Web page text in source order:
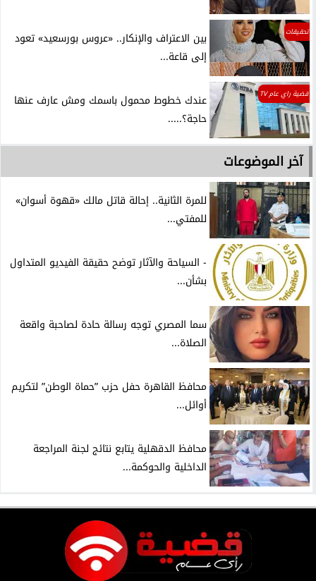
تحقيقات
بين الاعتراف والإنكار.. «عروس بورسعيد» تعود
إلى قاعة...
قضية راي عام TV
عندك خطوط محمول باسمك ومش عارف عنها
حاجة؟.....
آخر الموضوعات
للمرة الثانية.. إحالة قاتل مالك «قهوة أسوان»
للمفتي...
- السياحة والآثار توضح حقيقة الفيديو المتداول
بشأن...
سما المصري توجه رسالة حادة لصاحبة واقعة
الصلاة...
محافظ القاهرة حفل حزب ”حماة الوطن” لتكريم
أوائل...
محافظ الدقهلية يتابع نتائج لجنة المراجعة
الداخلية والحوكمة...